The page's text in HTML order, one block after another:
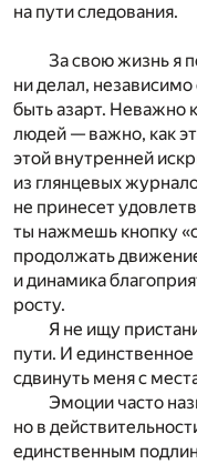
на пути следования.
За свою жизнь я
ни делал,
быть азарт. Неважно
людей — важно, как
этой внутренней
из глянцевых
не принесет
ты нажмешь кнопку
продолжать
и динамика
росту.
Я не ищу
пути. И
сдвинуть меня с
Эмоции часто
но в
единственным